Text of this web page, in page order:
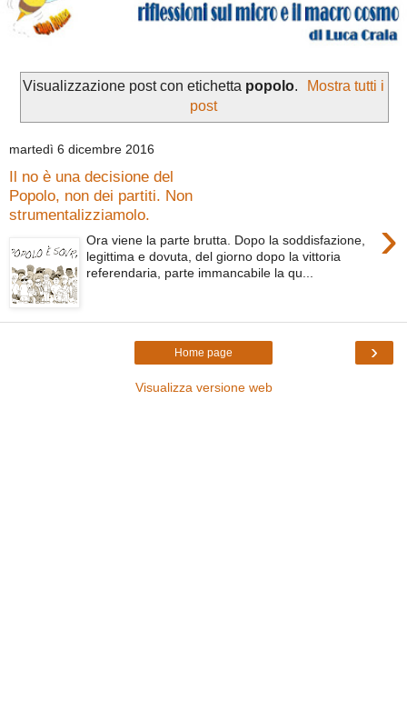
Visualizzazione post con etichetta popolo.
Mostra tutti i
post
martedì 6 dicembre 2016
Il no è una decisione del
Popolo, non dei partiti. Non
strumentalizziamolo.
›
Ora viene la parte brutta. Dopo la soddisfazione,
legittima e dovuta, del giorno dopo la vittoria
referendaria, parte immancabile la qu...
›
Home page
Visualizza versione web